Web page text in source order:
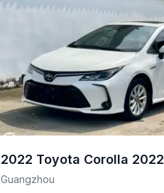
2022 Toyota Corolla 2022
Guangzhou